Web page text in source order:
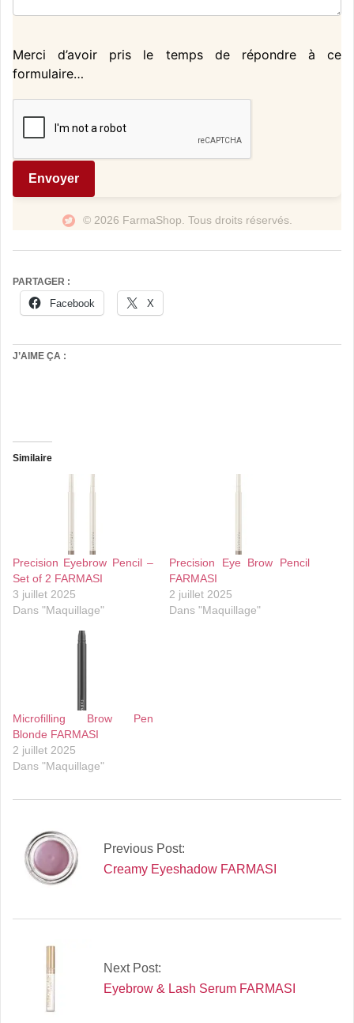
Merci d’avoir pris le temps de répondre à ce
formulaire…
Envoyer
© 2026 FarmaShop. Tous droits réservés.
PARTAGER :
Facebook X
J’AIME ÇA :
Similaire
Precision Eyebrow Pencil –
Set of 2 FARMASI
3 juillet 2025
Dans "Maquillage"
Precision Eye Brow Pencil
FARMASI
2 juillet 2025
Dans "Maquillage"
Microfilling Brow Pen
Blonde FARMASI
2 juillet 2025
Dans "Maquillage"
02
Previous Post:
Creamy Eyeshadow FARMASI
Next Post:
Eyebrow & Lash Serum FARMASI